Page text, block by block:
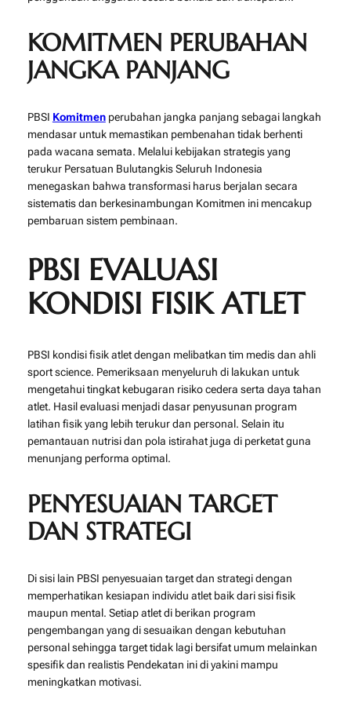
KOMITMEN PERUBAHAN
JANGKA PANJANG
PBSI Komitmenperubahan jangka panjang sebagai langkah
mendasar untuk memastikan pembenahan tidak berhenti
pada wacana semata. Melalui kebijakan strategis yang
terukur Persatuan Bulutangkis Seluruh Indonesia
menegaskan bahwa transformasi harus berjalan secara
sistematis dan berkesinambungan Komitmen ini mencakup
pembaruan sistem pembinaan.
PBSI EVALUASI
KONDISI FISIK ATLET
PBSI kondisi fisik atlet dengan melibatkan tim medis dan ahli
sport science. Pemeriksaan menyeluruh di lakukan untuk
mengetahui tingkat kebugaran risiko cedera serta daya tahan
atlet. Hasil evaluasi menjadi dasar penyusunan program
latihan fisik yang lebih terukur dan personal. Selain itu
pemantauan nutrisi dan pola istirahat juga di perketat guna
menunjang performa optimal.
PENYESUAIAN TARGET
DAN STRATEGI
Di sisi lain PBSI penyesuaian target dan strategi dengan
memperhatikan kesiapan individu atlet baik dari sisi fisik
maupun mental. Setiap atlet di berikan program
pengembangan yang di sesuaikan dengan kebutuhan
personal sehingga target tidak lagi bersifat umum melainkan
spesifik dan realistis Pendekatan ini di yakini mampu
meningkatkan motivasi.